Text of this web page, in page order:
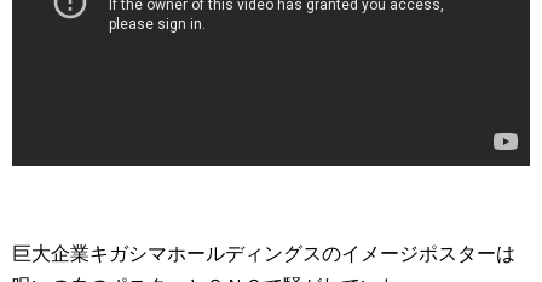
巨大企業キガシマホールディングスのイメージポスターは